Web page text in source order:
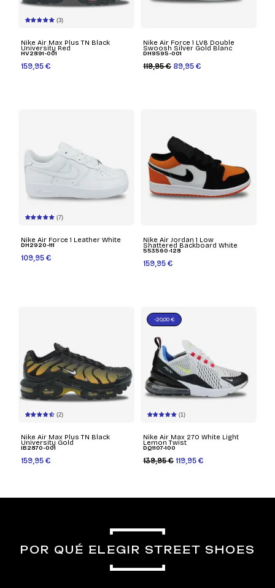
(3)
Nike Air Max Plus TN Black
University Red
HV2891-001
159,95 €
Nike Air Force 1 LV8 Double
Swoosh Silver Gold Blanc
DH9595-001
119,95 € 89,95 €
(7)
Nike Air Force 1 Leather White
DH2920-111
109,95 €
Nike Air Jordan 1 Low
Shattered Backboard White
553560-128
159,95 €
(2)
Nike Air Max Plus TN Black
University Gold
IB2870-001
159,95 €
(1)
Nike Air Max 270 White Light
Lemon Twist
DQ1107-100
139,95 € 119,95 €
-20,00 €
POR QUÉ ELEGIR STREET SHOES